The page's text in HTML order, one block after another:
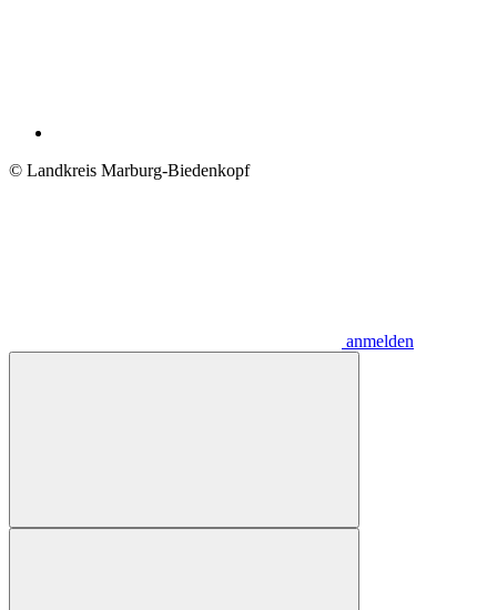
© Landkreis Marburg-Biedenkopf
anmelden